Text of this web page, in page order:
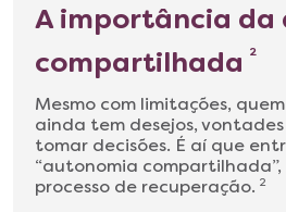
A importância da
compartilhada
2
Mesmo com limitações,
ainda tem desejos,
tomar decisões. É aí que
“autonomia
processo de recuperação. 2